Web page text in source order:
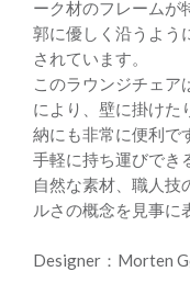
ーク材のフレームが
郭に優しく沿うよう
されています。
このラウンジチェア
により、壁に掛けた
納にも非常に便利で
手軽に持ち運びでき
自然な素材、職人技
ルさの概念を見事に
Designer：Morten